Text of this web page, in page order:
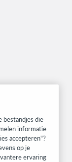
bestandjes die
informatie
accepteren"?
op je
ervaring